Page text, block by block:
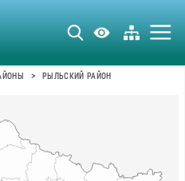
> РЫЛЬСКИЙ РАЙОН